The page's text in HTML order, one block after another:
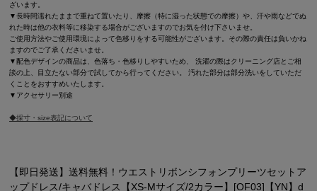
ざいます。
▼長時間濡れたままで重ねて置いたり、摩擦（特に湿った状態での摩擦）や、汗や雨などでぬ
れた時は他の衣料等に移染する場合がございますのでお気を付け下さいませ。
ご使用方法やご使用環境によって色移りをする可能性がございます。その際の責任は負いかね
ますのでご了承くださいませ。
▼配色デザインの商品は、色落ち・色移りしやすいため、 洗濯の際はクリーニング店とご相
談の上、目立たない部分で試してから行ってください。 汚れた部分は部分洗いをしていただ
くことをおすすめいたします。
▼アクセサリー別途
◆採寸・size表記について